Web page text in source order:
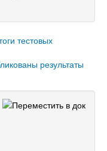
тестовых
результаты